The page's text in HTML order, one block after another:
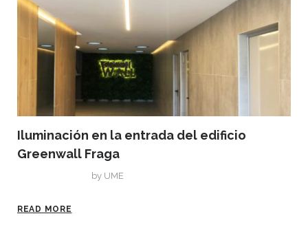
Iluminación en la entrada del edificio
Greenwall Fraga
by UME
READ MORE